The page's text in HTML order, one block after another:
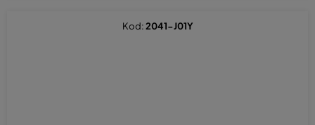
Kod:2041-J01Y